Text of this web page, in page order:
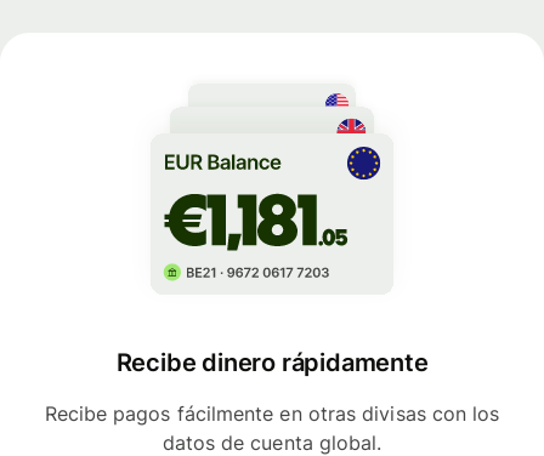
Recibe dinero rápidamente
Recibe pagos fácilmente en otras divisas con los
datos de cuenta global.